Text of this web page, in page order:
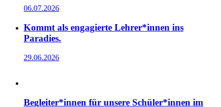
06.07.2026
Kommt als engagierte Lehrer*innen ins
Paradies.
29.06.2026
Begleiter*innen für unsere Schüler*innen im